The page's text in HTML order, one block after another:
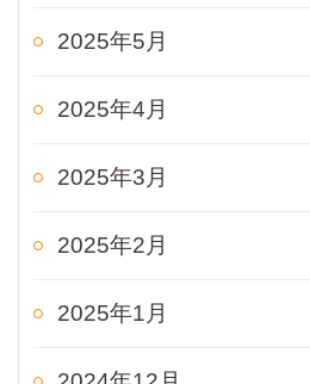
2025年5月
2025年4月
2025年3月
2025年2月
2025年1月